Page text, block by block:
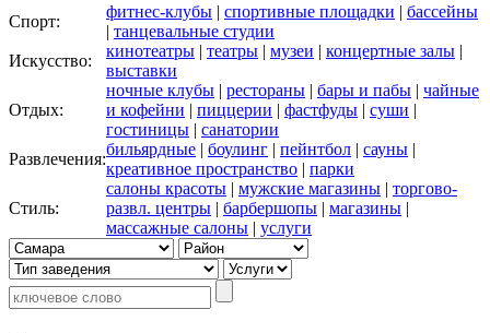
Спорт:
фитнес-клубы | спортивные площадки | бассейны
| танцевальные студии
Искусство:
кинотеатры | театры | музеи | концертные залы |
выставки
Отдых:
ночные клубы | рестораны | бары и пабы | чайные
и кофейни | пиццерии | фастфуды | суши |
гостиницы | санатории
Развлечения:
бильярдные | боулинг | пейнтбол | сауны |
креативное пространство | парки
Стиль:
салоны красоты | мужские магазины | торгово-
развл. центры | барбершопы | магазины |
массажные салоны | услуги